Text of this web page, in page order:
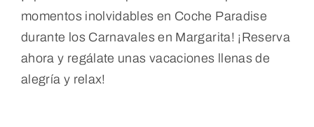
momentos inolvidables en Coche Paradise
durante los Carnavales en Margarita! ¡Reserva
ahora y regálate unas vacaciones llenas de
alegría y relax!